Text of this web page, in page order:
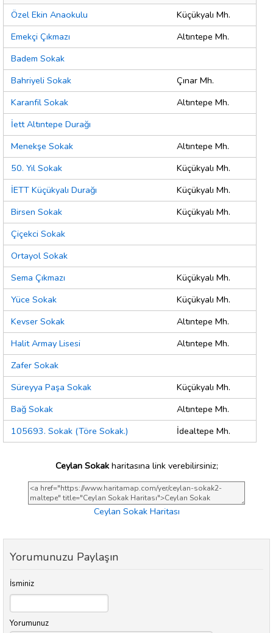
Özel Ekin Anaokulu
Küçükyalı Mh.
Emekçi Çıkmazı
Altıntepe Mh.
Badem Sokak
Bahriyeli Sokak
Çınar Mh.
Karanfil Sokak
Altıntepe Mh.
İett Altıntepe Durağı
Menekşe Sokak
Altıntepe Mh.
50. Yıl Sokak
Küçükyalı Mh.
İETT Küçükyalı Durağı
Küçükyalı Mh.
Birsen Sokak
Küçükyalı Mh.
Çiçekci Sokak
Ortayol Sokak
Sema Çıkmazı
Küçükyalı Mh.
Yüce Sokak
Küçükyalı Mh.
Kevser Sokak
Altıntepe Mh.
Halit Armay Lisesi
Altıntepe Mh.
Zafer Sokak
Süreyya Paşa Sokak
Küçükyalı Mh.
Bağ Sokak
Altıntepe Mh.
105693. Sokak (Töre Sokak.)
İdealtepe Mh.
Ceylan Sokakharitasına link verebilirsiniz;
Ceylan Sokak Haritası
Yorumunuzu Paylaşın
İsminiz
Yorumunuz